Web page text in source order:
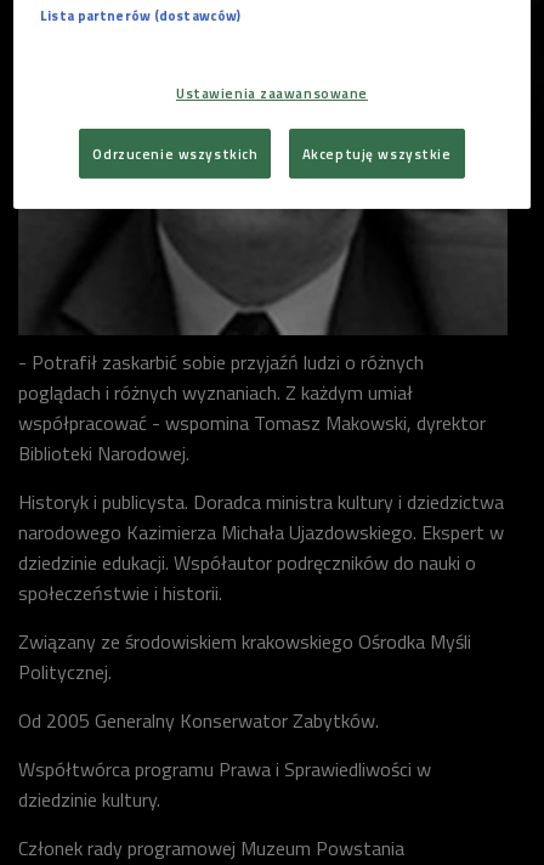
- Potrafił zaskarbić sobie przyjaźń ludzi o różnych
poglądach i różnych wyznaniach. Z każdym umiał
współpracować - wspomina Tomasz Makowski, dyrektor
Biblioteki Narodowej.
Historyk i publicysta. Doradca ministra kultury i dziedzictwa
narodowego Kazimierza Michała Ujazdowskiego. Ekspert w
dziedzinie edukacji. Współautor podręczników do nauki o
społeczeństwie i historii.
Związany ze środowiskiem krakowskiego Ośrodka Myśli
Politycznej.
Od 2005 Generalny Konserwator Zabytków.
Współtwórca programu Prawa i Sprawiedliwości w
dziedzinie kultury.
Członek rady programowej Muzeum Powstania
Lista partnerów (dostawców)
Ustawienia zaawansowane
Odrzucenie wszystkich Akceptuję wszystkie